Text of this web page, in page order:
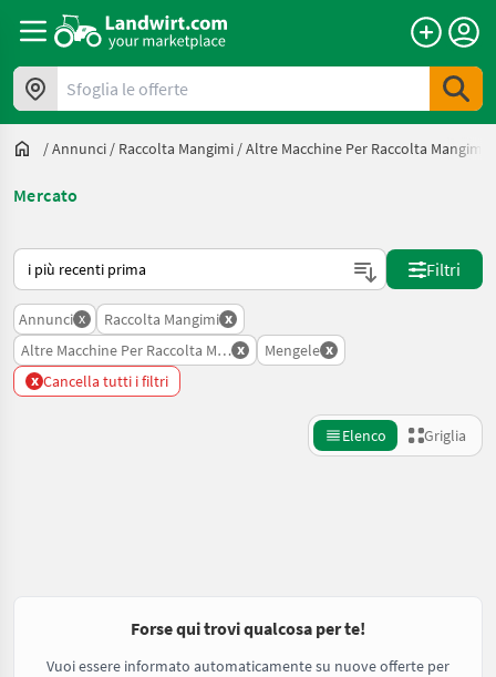
Sfoglia le offerte
/Annunci / Raccolta Mangimi /Altre Macchine Per Raccolta Mangimi
Mercato
Ecco come viene ordinato su Landwirt.com
Filtri
Annunci x Raccolta Mangimi x
Altre Macchine Per Raccolta Mangimi
x Mengele x
x Cancella tutti i filtri
Elenco Griglia
Forse qui trovi qualcosa per te!
Vuoi essere informato automaticamente su nuove offerte per